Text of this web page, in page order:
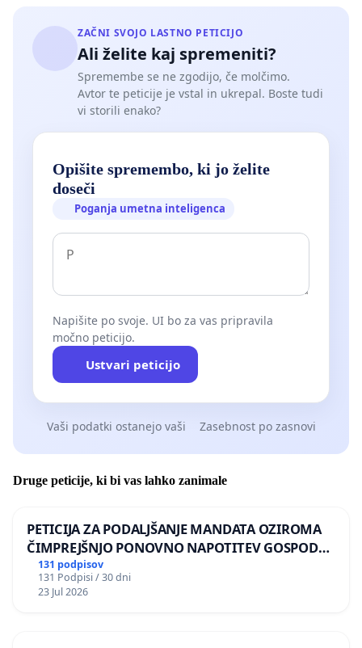
ZAČNI SVOJO LASTNO PETICIJO
Ali želite kaj spremeniti?
Spremembe se ne zgodijo, če molčimo.
Avtor te peticije je vstal in ukrepal. Boste tudi
vi storili enako?
Opišite spremembo, ki jo želite
doseči
Poganja umetna inteligenca
Napišite po svoje. UI bo za vas pripravila
močno peticijo.
Ustvari peticijo
Vaši podatki ostanejo vaši Zasebnost po zasnovi
Druge peticije, ki bi vas lahko zanimale
PETICIJA ZA PODALJŠANJE MANDATA OZIROMA
ČIMPREJŠNJO PONOVNO NAPOTITEV GOSPODA
BERNARDA ŠRAJNERJA NA VELEPOSLANIŠTVO
REPUBLIKE SLOVENIJE V MOSKVI
131 podpisov
131 Podpisi / 30 dni
23 Jul 2026